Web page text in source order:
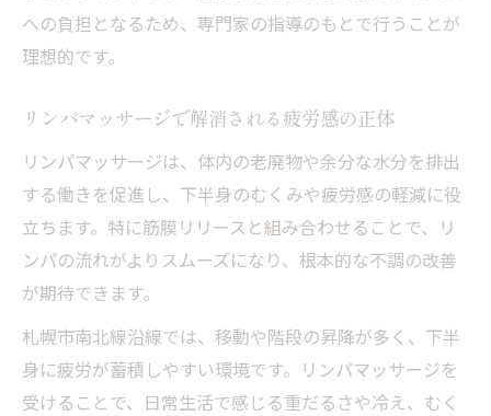
への負担となるため、専門家の指導のもとで行うことが
理想的です。
リンパマッサージで解消される疲労感の正体
リンパマッサージは、体内の老廃物や余分な水分を排出
する働きを促進し、下半身のむくみや疲労感の軽減に役
立ちます。特に筋膜リリースと組み合わせることで、リ
ンパの流れがよりスムーズになり、根本的な不調の改善
が期待できます。
札幌市南北線沿線では、移動や階段の昇降が多く、下半
身に疲労が蓄積しやすい環境です。リンパマッサージを
受けることで、日常生活で感じる重だるさや冷え、むく